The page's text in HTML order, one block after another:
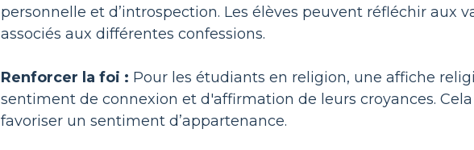
personnelle et d’introspection. Les élèves peuvent réfléchir aux
associés aux différentes confessions.
Renforcer la foi : Pour les étudiants en religion, une affiche
sentiment de connexion et d'affirmation de leurs croyances.
favoriser un sentiment d’appartenance.